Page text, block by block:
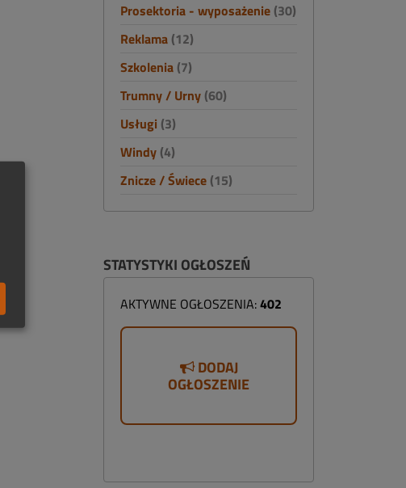
Prosektoria - wyposażenie (30)
Reklama (12)
Szkolenia (7)
Trumny / Urny (60)
Usługi (3)
Windy (4)
Znicze / Świece (15)
STATYSTYKI OGŁOSZEŃ
AKTYWNE OGŁOSZENIA:402
DODAJ
OGŁOSZENIE